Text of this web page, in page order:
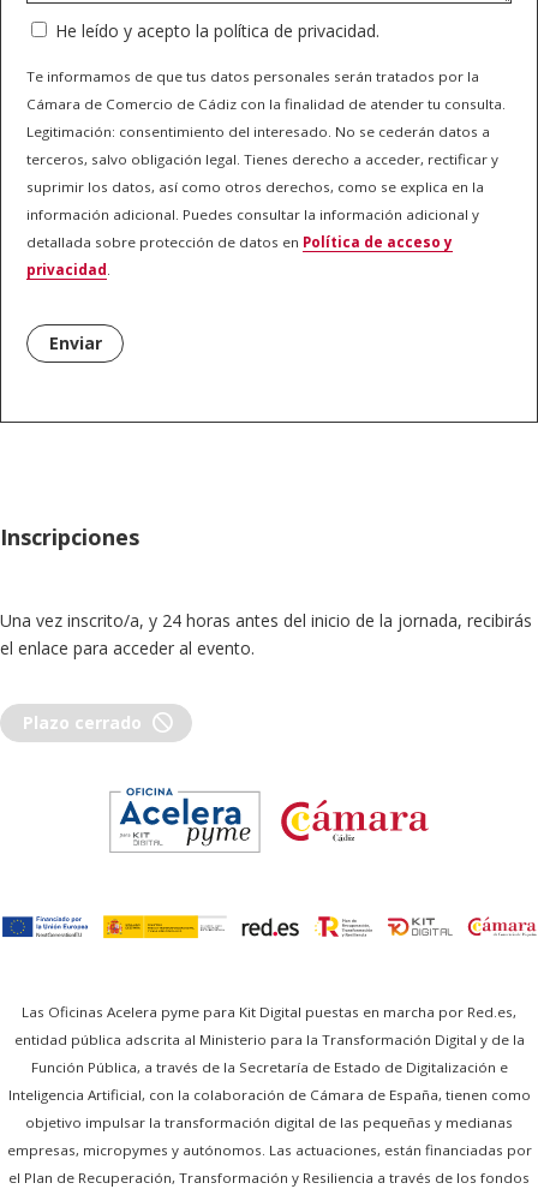
He leído y acepto la política de privacidad.
Te informamos de que tus datos personales serán tratados por la
Cámara de Comercio de Cádiz con la finalidad de atender tu consulta.
Legitimación: consentimiento del interesado. No se cederán datos a
terceros, salvo obligación legal. Tienes derecho a acceder, rectificar y
suprimir los datos, así como otros derechos, como se explica en la
información adicional. Puedes consultar la información adicional y
detallada sobre protección de datos en Política de acceso y
privacidad
Enviar
Inscripciones
Una vez inscrito/a, y 24 horas antes del inicio de la jornada, recibirás
el enlace para acceder al evento.
Plazo cerrado block
Las Oficinas Acelera pyme para Kit Digital puestas en marcha por Red.es,
entidad pública adscrita al Ministerio para la Transformación Digital y de la
Función Pública, a través de la Secretaría de Estado de Digitalización e
Inteligencia Artificial, con la colaboración de Cámara de España, tienen como
objetivo impulsar la transformación digital de las pequeñas y medianas
empresas, micropymes y autónomos. Las actuaciones, están financiadas por
el Plan de Recuperación, Transformación y Resiliencia a través de los fondos